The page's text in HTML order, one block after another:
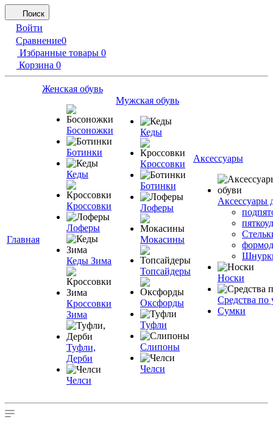
Поиск
Войти
Сравнение0
Избранные товары 0
Корзина 0
Главная
Женская обувь
Босоножки
Ботинки
Кеды
Кроссовки
Лоферы
Кеды Зима
Кроссовки
Зима
Туфли,
Дерби
Челси
Мужская обувь
Кеды
Кроссовки
Ботинки
Лоферы
Мокасины
Топсайдеры
Оксфорды
Туфли
Слипоны
Челси
Аксессуары
Аксессуары
Носки
Средства по
Сумки